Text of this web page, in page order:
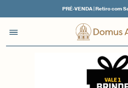
PRÉ-VENDA | Retiro com